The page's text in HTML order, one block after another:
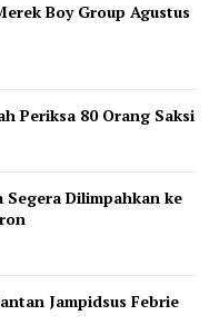
Boy Group Agustus
Periksa 80 Orang Saksi
Segera Dilimpahkan ke
Jampidsus Febrie